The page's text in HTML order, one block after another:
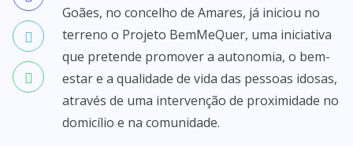
Goães, no concelho de Amares, já iniciou no
terreno o Projeto BemMeQuer, uma iniciativa
que pretende promover a autonomia, o bem-
estar e a qualidade de vida das pessoas idosas,
através de uma intervenção de proximidade no
domicílio e na comunidade.